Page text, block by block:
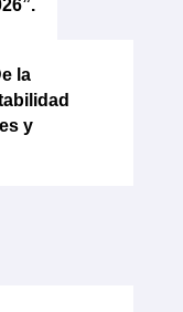
la
y